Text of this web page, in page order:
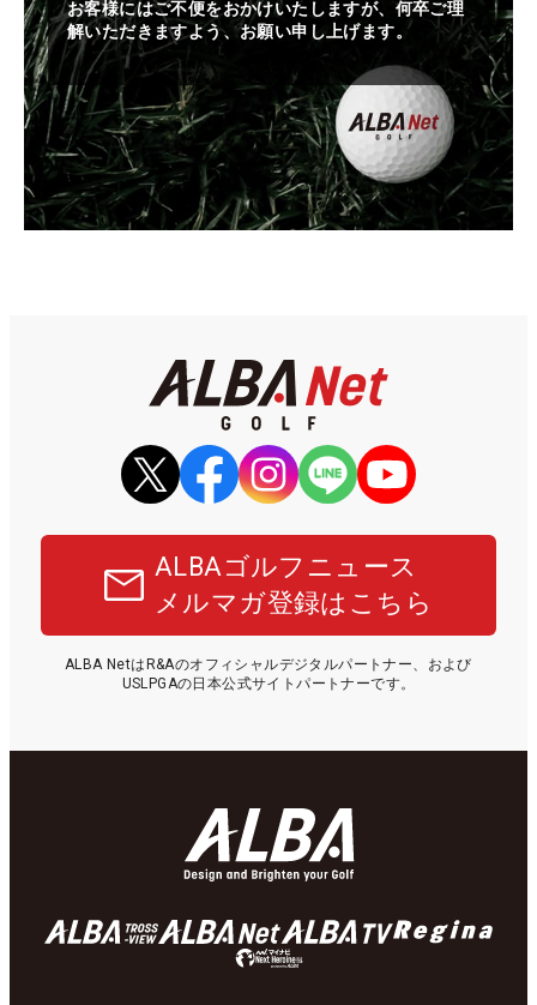
お客様にはご不便をおかけいたしますが、何卒ご理
解いただきますよう、お願い申し上げます。
ALBAゴルフニュース
メルマガ登録はこちら
ALBA NetはR&Aのオフィシャルデジタルパートナー、および
USLPGAの日本公式サイトパートナーです。